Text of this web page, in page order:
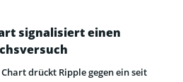
signalisiert einen
drückt Ripple gegen ein seit